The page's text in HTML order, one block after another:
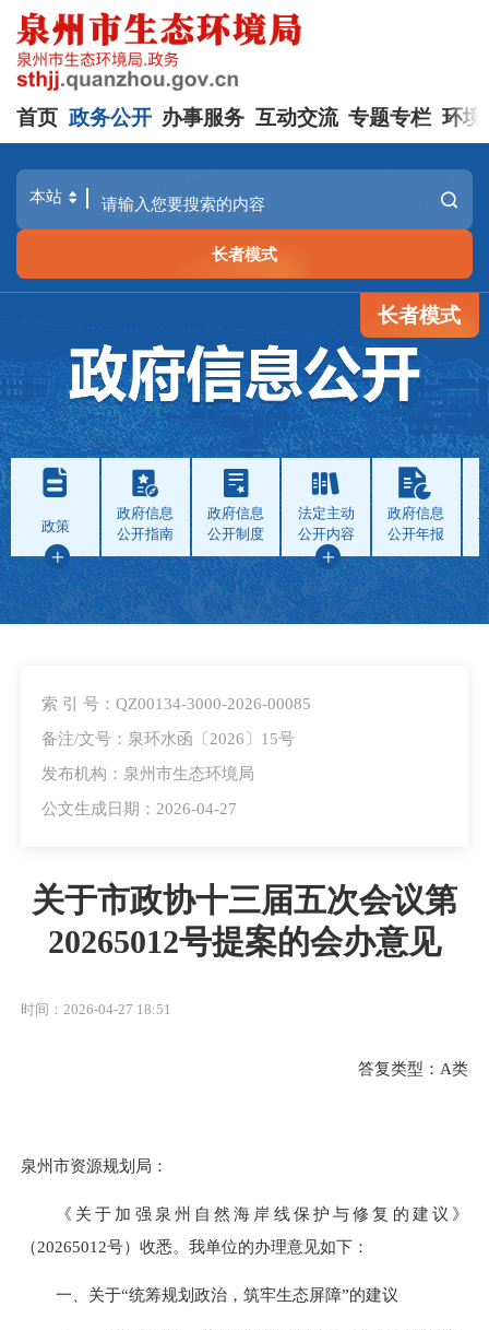
首页 政务公开 办事服务 互动交流 专题专栏 环境
长者模式
长者模式
政策
政府信息
公开指南
政府信息
公开制度
法定主动
公开内容
政府信息
公开年报
索 引 号：QZ00134-3000-2026-00085
备注/文号：泉环水函〔2026〕15号
发布机构：泉州市生态环境局
公文生成日期：2026-04-27
关于市政协十三届五次会议第
20265012号提案的会办意见
时间：2026-04-27 18:51
答复类型： A类
泉州市资源规划局：
《关于加强泉州自然海岸线保护与修复的建议》
（20265012号）收悉。我单位的办理意见如下：
一、关于“统筹规划政治，筑牢生态屏障”的建议